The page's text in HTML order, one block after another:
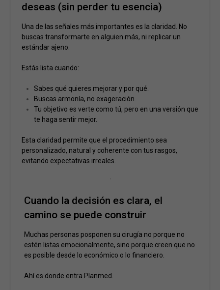
deseas (sin perder tu esencia)
Una de las señales más importantes es la claridad. No
buscas transformarte en alguien más, ni replicar un
estándar ajeno.
Estás lista cuando:
Sabes qué quieres mejorar y por qué.
Buscas armonía, no exageración.
Tu objetivo es verte como tú, pero en una versión que
te haga sentir mejor.
Esta claridad permite que el procedimiento sea
personalizado, natural y coherente con tus rasgos,
evitando expectativas irreales.
Cuando la decisión es clara, el
camino se puede construir
Muchas personas posponen su cirugía no porque no
estén listas emocionalmente, sino porque creen que no
es posible desde lo económico o lo financiero.
Ahí es donde entra Planmed.